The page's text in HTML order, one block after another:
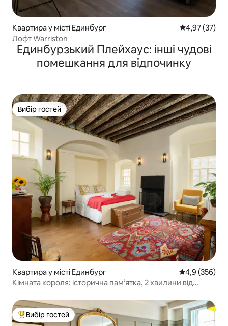
Квартира у місті Единбург Середня
4,97 (37)
Лофт Warriston
Единбурзький Плейхаус: інші чудові
помешкання для відпочинку
Вибір гостей
Вибір гостей
Квартира у місті Единбург Середня
4,9 (356)
Кімната короля: історична пам’ятка, 2 хвилини від
Топ вибір гостей
Вибір гостей